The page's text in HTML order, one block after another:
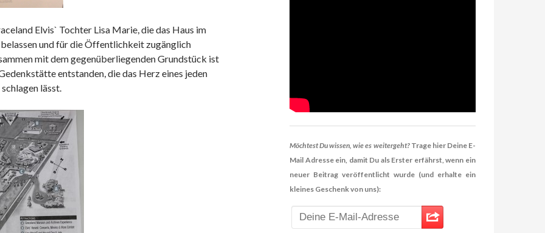
Elvis` Tochter Lisa Marie, die das Haus im
und für die Öffentlichkeit zugänglich
mit dem gegenüberliegenden Grundstück ist
entstanden, die das Herz eines jeden
lässt.
Möchtest Du wissen, wie es weitergeht? Trage hier Deine E-
Mail Adresse ein, damit Du als Erster erfährst, wenn ein
neuer Beitrag veröffentlicht wurde (und erhalte ein
kleines Geschenk von uns):